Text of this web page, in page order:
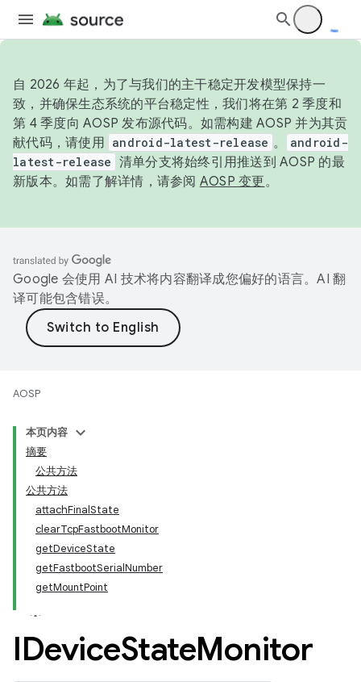
自 2026 年起，为了与我们的主干稳定开发模型保持一
致，并确保生态系统的平台稳定性，我们将在第 2 季度和
第 4 季度向 AOSP 发布源代码。如需构建 AOSP 并为其贡
献代码，请使用 android-latest-release 。
android-
latest-release 清单分支将始终引用推送到 AOSP 的最
新版本。如需了解详情，请参阅 AOSP 变更。
Google 会使用 AI 技术将内容翻译成您偏好的语言。AI 翻
译可能包含错误。
AOSP
本页内容
摘要
公共方法
公共方法
attachFinalState
clearTcpFastbootMonitor
getDeviceState
getFastbootSerialNumber
getMountPoint
IDeviceStateMonitor